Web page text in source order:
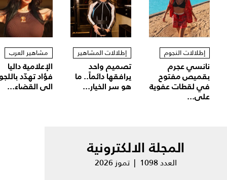
إطلالات النجوم
نانسي عجرم
بقميص مفتوح
في لقطات عفوية
على...
إطلالات المشاهير
تصميم واحد
يرافقها دائماً.. ما
هو سر الخيار...
مشاهير العرب
الإعلامية داليا
فؤاد تهدّد
الى القضاء...
المجلة الالكترونية
العدد 1098 | تموز 2026